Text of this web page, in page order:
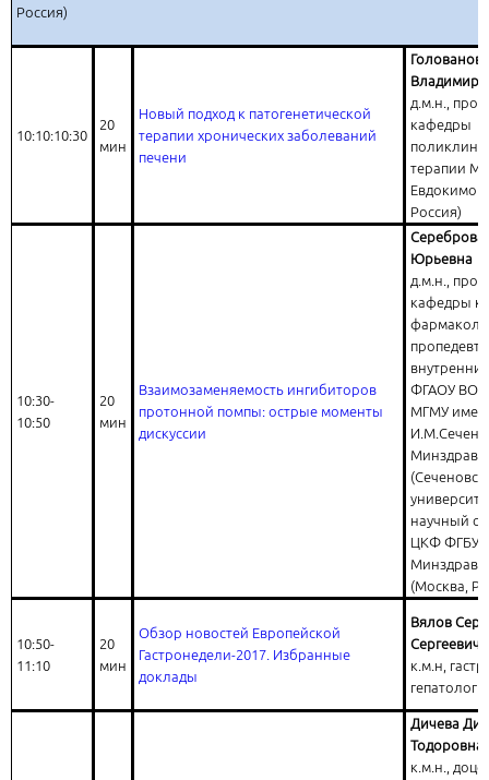
Россия)
10:10:10:30
20
мин
Новый подход к патогенетической
терапии хронических заболеваний
печени
д.м.н.,
кафедры
терапии
Россия)
10:30-
10:50
20
мин
Взаимозаменяемость ингибиторов
протонной помпы: острые моменты
дискуссии
Сереброва
Юрьевна
д.м.н.,
кафедры
ФГАОУ ВО
МГМУ
Минздрава
научный
ЦКФ ФГБУ
Минздрава
(Москва,
10:50-
11:10
20
мин
Обзор новостей Европейской
Гастронедели-2017. Избранные
доклады
Вялов
Сергеевич
к.м.н,
гепатолог
Дичева
Тодоровна
к.м.н.,